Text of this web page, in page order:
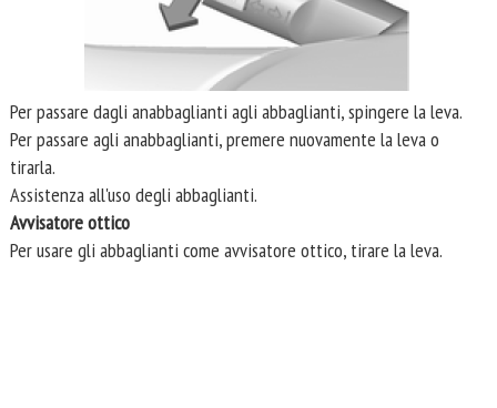
Per passare dagli anabbaglianti agli abbaglianti, spingere la leva.
Per passare agli anabbaglianti, premere nuovamente la leva o
tirarla.
Assistenza all'uso degli abbaglianti.
Avvisatore ottico
Per usare gli abbaglianti come avvisatore ottico, tirare la leva.